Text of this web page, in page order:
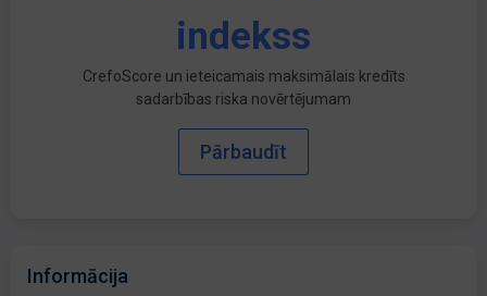
indekss
CrefoScore un ieteicamais maksimālais kredīts
sadarbības riska novērtējumam
Pārbaudīt
Informācija